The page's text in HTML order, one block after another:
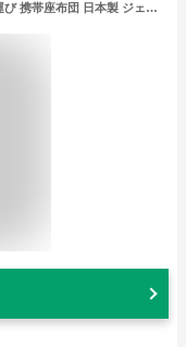
クッション ミニプニプラス PUN11 持ち運び 携帯座布団 日本製 ジェルクッション 携帯用 折りたたみ 折りたたみクッション スポーツ観戦 携帯 飛行機 新幹線 尻 体圧分散 車椅子 グッドデザイン賞受賞 おしゃれ ファッション エクスジェル exgel